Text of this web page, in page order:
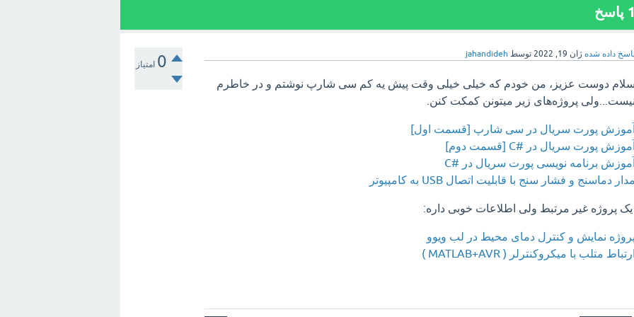
1 پاسخ
0 امتیاز
داده شده ژان 19, 2022 توسط jahandideh
سلام دوست عزیز، من خودم که خیلی خیلی وقت پیش یه کم سی شارپ نوشتم و در خاطرم
نیست...ولی پروژه‌های زیر میتونن کمکت کنن.
آموزش پورت سریال در سی شارپ [قسمت اول]
آموزش پورت سریال در #C [قسمت دوم]
آموزش برنامه نویسی پورت سریال در #C
مدار دماسنج و فشار سنج با قابلیت اتصال USB به کامپیوتر
یک پروژه غیر مرتبط ولی اطلاعات خوبی داره:
پروژه نمایش و کنترل دمای محیط در لب ویوو
ارتباط متلب با میکروکنترلر ( MATLAB+AVR )